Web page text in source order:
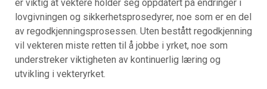
er viktig at vektere holder seg oppdatert på endringer i
lovgivningen og sikkerhetsprosedyrer, noe som er en del
av regodkjenningsprosessen. Uten bestått regodkjenning
vil vekteren miste retten til å jobbe i yrket, noe som
understreker viktigheten av kontinuerlig læring og
utvikling i vekteryrket.